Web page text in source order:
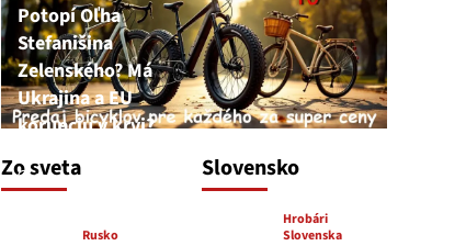
Zo sveta
Potopí Oľha
Stefanišina
Zelenského? Má
Ukrajina a EU
korupciu v krvi?
7. augusta 2026
Rusko
Slovensko
Hrobári
Slovenska